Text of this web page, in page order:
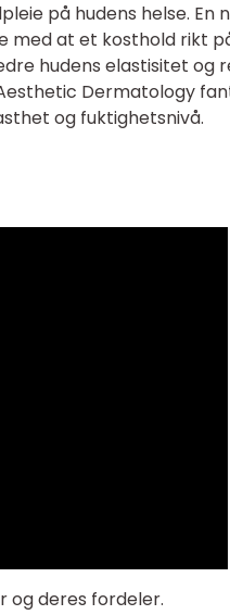
på hudens helse. En
med at et kosthold rikt
hudens elastisitet og
Dermatology
og fuktighetsnivå.
og deres fordeler.